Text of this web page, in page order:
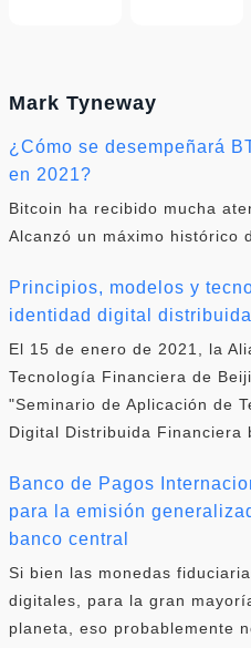
Mark Tyneway
¿Cómo se desempeñará
en 2021?
Bitcoin ha recibido mucha
Alcanzó un máximo histórico
Principios, modelos y
identidad digital distribuida
El 15 de enero de 2021, la
Tecnología Financiera de
"Seminario de Aplicación de
Digital Distribuida Financiera
Banco de Pagos
para la emisión
banco central
Si bien las monedas
digitales, para la gran
planeta, eso probablemente